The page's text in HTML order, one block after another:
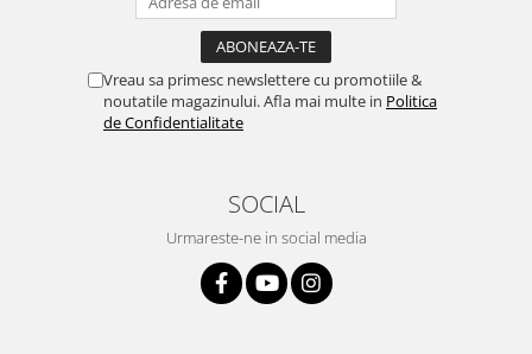
Vreau sa primesc newslettere cu promotiile &
noutatile magazinului. Afla mai multe in Politica
de Confidentialitate
SOCIAL
Urmareste-ne in social media